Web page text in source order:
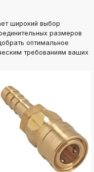
широкий выбор
размеров
оптимальное
требованиям ваших